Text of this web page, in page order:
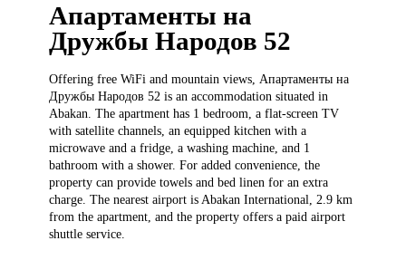
Апартаменты на
Дружбы Народов 52
Offering freeWiFi and mountain views, Апартаменты на
Дружбы Народов 52 is an accommodation situated in
Abakan. The apartment has 1 bedroom, a flat-screen TV
with satellite channels, an equipped kitchen with a
microwave and a fridge, a washing machine, and 1
bathroom with a shower. For added convenience, the
property can provide towels and bed linen for an extra
charge. The nearest airport is Abakan International, 2.9 km
from the apartment, and the property offers a paid airport
shuttle service.